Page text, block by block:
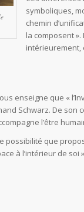
symboliques,
chemin
la composent ».
intérieurement,
enseigne que «
Schwarz. De son
l’être
possibilité que
à l’intérieur de